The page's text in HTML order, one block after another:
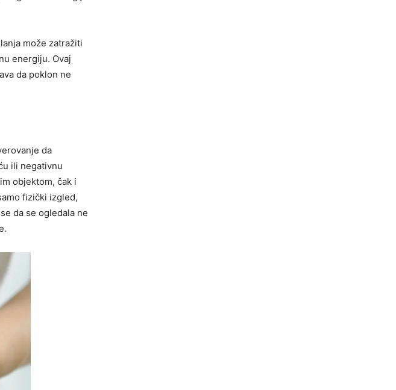
može zatražiti
energiju. Ovaj
da poklon ne
da
ili negativnu
objektom, čak i
fizički izgled,
da se ogledala ne